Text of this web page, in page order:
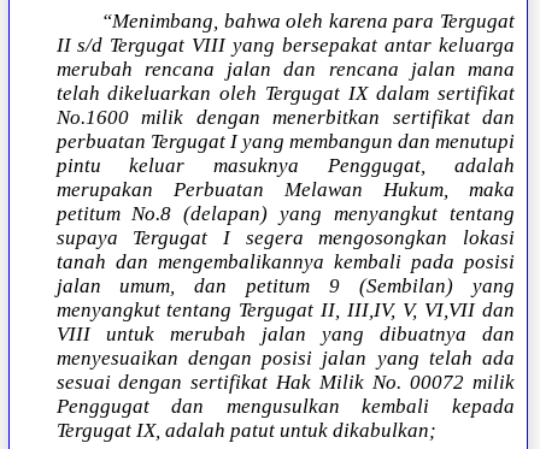
“Menimbang, bahwa oleh karena para Tergugat
II s/d Tergugat VIII yang bersepakat antar keluarga
merubah rencana jalan dan rencana jalan mana
telah dikeluarkan oleh Tergugat IX dalam sertifikat
No.1600 milik dengan menerbitkan sertifikat dan
perbuatan Tergugat I yang membangun dan menutupi
pintu keluar masuknya Penggugat, adalah
merupakan Perbuatan Melawan Hukum, maka
petitum No.8 (delapan) yang menyangkut tentang
supaya Tergugat I segera mengosongkan lokasi
tanah dan mengembalikannya kembali pada posisi
jalan umum, dan petitum 9 (Sembilan) yang
menyangkut tentang Tergugat II, III,IV, V, VI,VII dan
VIII untuk merubah jalan yang dibuatnya dan
menyesuaikan dengan posisi jalan yang telah ada
sesuai dengan sertifikat Hak Milik No. 00072 milik
Penggugat dan mengusulkan kembali kepada
Tergugat IX, adalah patut untuk dikabulkan;